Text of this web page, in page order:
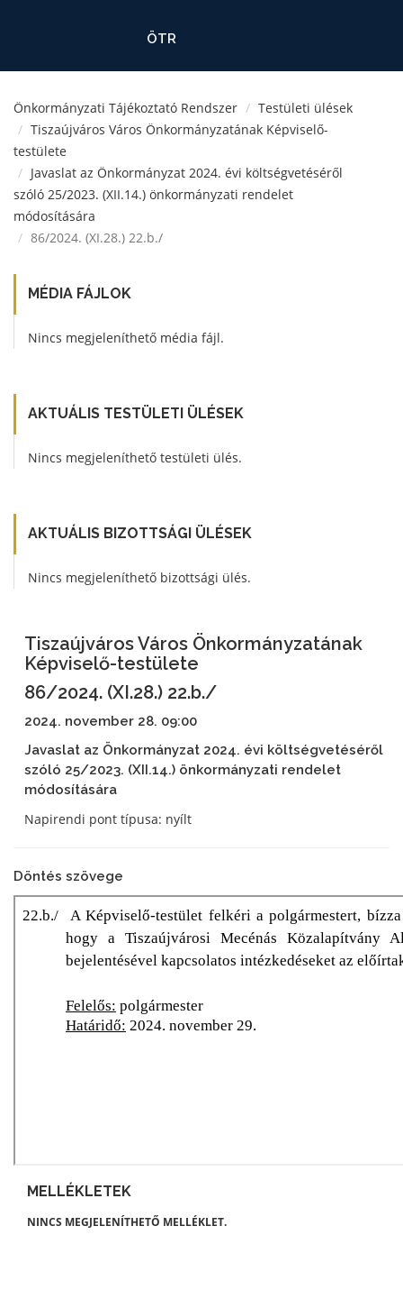
ÖTR
Önkormányzati Tájékoztató Rendszer
Testületi ülések
Tiszaújváros Város Önkormányzatának Képviselő-
testülete
Javaslat az Önkormányzat 2024. évi költségvetéséről
szóló 25/2023. (XII.14.) önkormányzati rendelet
módosítására
86/2024. (XI.28.) 22.b./
MÉDIA FÁJLOK
Nincs megjeleníthető média fájl.
AKTUÁLIS TESTÜLETI ÜLÉSEK
Nincs megjeleníthető testületi ülés.
AKTUÁLIS BIZOTTSÁGI ÜLÉSEK
Nincs megjeleníthető bizottsági ülés.
Tiszaújváros Város Önkormányzatának
Képviselő-testülete
86/2024. (XI.28.) 22.b./
2024. november 28. 09:00
Javaslat az Önkormányzat 2024. évi költségvetéséről
szóló 25/2023. (XII.14.) önkormányzati rendelet
módosítására
Napirendi pont típusa: nyílt
Döntés szövege
MELLÉKLETEK
NINCS MEGJELENÍTHETŐ MELLÉKLET.